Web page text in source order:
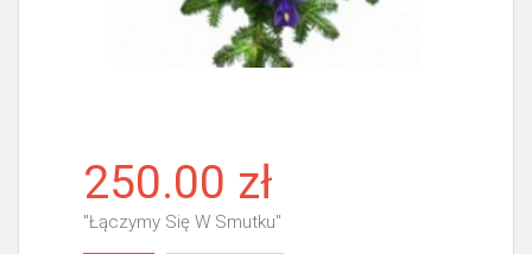
250.00 zł
"Łączymy Się W Smutku"